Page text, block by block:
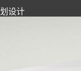
设计